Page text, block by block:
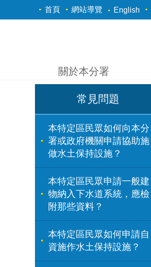
跳到主要內容區塊
首頁 網站導覽 English
關於本分署
常見問題
本特定區民眾如何向本分
署或政府機關申請協助施
做水土保持設施？
本特定區民眾申請一般建
物納入下水道系統，應檢
附那些資料？
本特定區民眾如何申請自
資施作水土保持設施？